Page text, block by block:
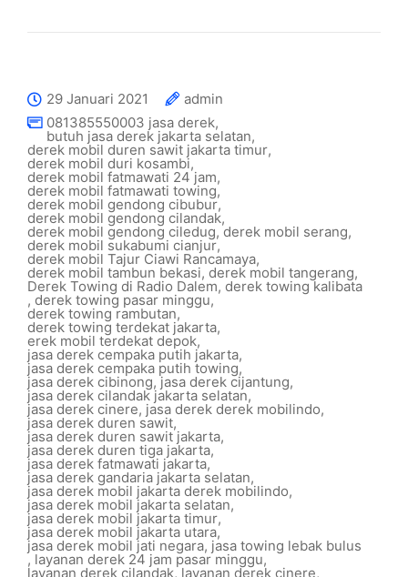
29 Januari 2021
admin
081385550003 jasa derek,
butuh jasa derek jakarta selatan,
derek mobil duren sawit jakarta timur,
derek mobil duri kosambi,
derek mobil fatmawati 24 jam,
derek mobil fatmawati towing,
derek mobil gendong cibubur,
derek mobil gendong cilandak,
derek mobil gendong ciledug,derek mobil serang,
derek mobil sukabumi cianjur,
derek mobil Tajur Ciawi Rancamaya,
derek mobil tambun bekasi, derek mobil tangerang,
Derek Towing di Radio Dalem, derek towing kalibata
, derek towing pasar minggu,
derek towing rambutan,
derek towing terdekat jakarta,
erek mobil terdekat depok,
jasa derek cempaka putih jakarta,
jasa derek cempaka putih towing,
jasa derek cibinong,jasa derek cijantung,
jasa derek cilandak jakarta selatan,
jasa derek cinere, jasa derek derek mobilindo,
jasa derek duren sawit,
jasa derek duren sawit jakarta,
jasa derek duren tiga jakarta,
jasa derek fatmawati jakarta,
jasa derek gandaria jakarta selatan,
jasa derek mobil jakarta derek mobilindo,
jasa derek mobil jakarta selatan,
jasa derek mobil jakarta timur,
jasa derek mobil jakarta utara,
jasa derek mobil jati negara, jasa towing lebak bulus
, layanan derek 24 jam pasar minggu,
layanan derek cilandak, layanan derek cinere,